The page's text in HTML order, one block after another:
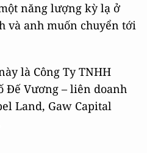
năng lượng kỳ lạ ở
và anh muốn chuyển tới
là Công Ty TNHH
Đế Vương – liên doanh
Land, Gaw Capital